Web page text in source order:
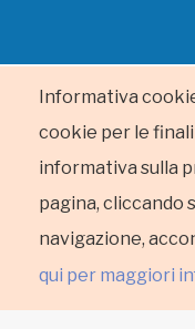
Informativa
cookie per le
informativa sulla
pagina, cliccando
navigazione,
qui per maggiori